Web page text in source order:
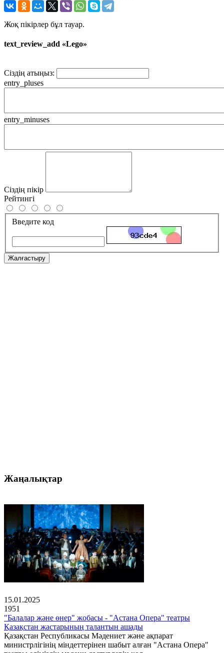
Жоқ пікірлер бұл тауар.
text_review_add «Lego»
Сіздің атыңыз:
entry_pluses
entry_minuses
Сіздің пікір
Рейтингі
Введите код
Жалғастыру
Жаңалықтар
15.01.2025
1951
"Балалар және өнер" жобасы - "Астана Опера" театры
Қазақстан жастарының талантын ашады
Қазақстан Республикасы Мәдениет және ақпарат
министрлігінің міндеттерінен шабыт алған "Астана Опера"